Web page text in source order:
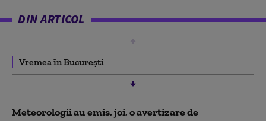
DIN ARTICOL
Vremea în București
Meteorologii au emis, joi, o avertizare de